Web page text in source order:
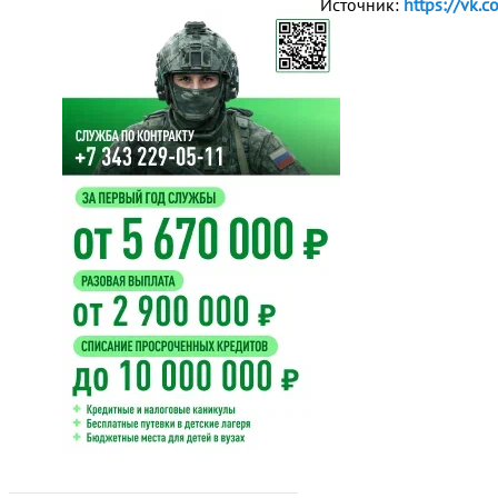
Источник: https://